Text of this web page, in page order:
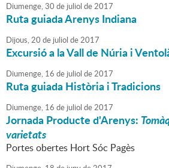
Diumenge,30 de juliol de2017
Ruta guiada Arenys Indiana
Dijous,20 de juliol de2017
Excursió a la Vall de Núria i
Diumenge, 16 de juliol de2017
Ruta guiada Història i Tradicions
Diumenge, 16 de juliol de2017
Jornada Producte d'Arenys:
varietats
Portes obertes Hort Sóc Pagès